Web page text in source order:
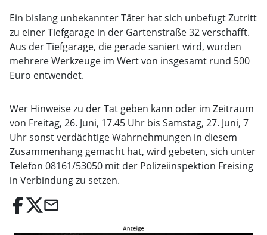
Ein bislang unbekannter Täter hat sich unbefugt Zutritt
zu einer Tiefgarage in der Gartenstraße 32 verschafft.
Aus der Tiefgarage, die gerade saniert wird, wurden
mehrere Werkzeuge im Wert von insgesamt rund 500
Euro entwendet.
Wer Hinweise zu der Tat geben kann oder im Zeitraum
von Freitag, 26. Juni, 17.45 Uhr bis Samstag, 27. Juni, 7
Uhr sonst verdächtige Wahrnehmungen in diesem
Zusammenhang gemacht hat, wird gebeten, sich unter
Telefon 08161/53050 mit der Polizeiinspektion Freising
in Verbindung zu setzen.
email